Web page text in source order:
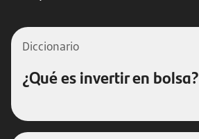
Diccionario
¿Qué es invertir en bolsa?